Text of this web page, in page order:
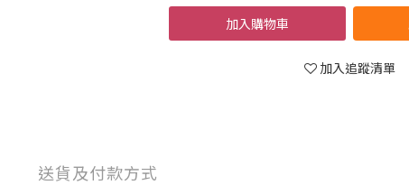
加入購物車
加入追蹤清單
送貨及付款方式